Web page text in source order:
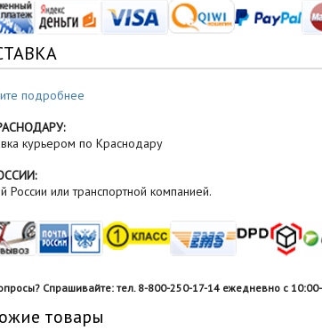
подробнее
курьером по Краснодару
России или транспортной компанией.
Спрашивайте: тел. 8-800-250-17-14 ежедневно с
товары